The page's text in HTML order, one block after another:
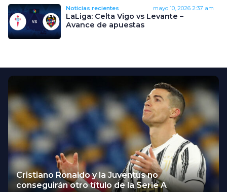
Noticias recientes mayo 10, 2026 2:37 am
LaLiga: Celta Vigo vs Levante –
Avance de apuestas
Cristiano Ronaldo y la Juventus no
conseguirán otro título de la Serie A